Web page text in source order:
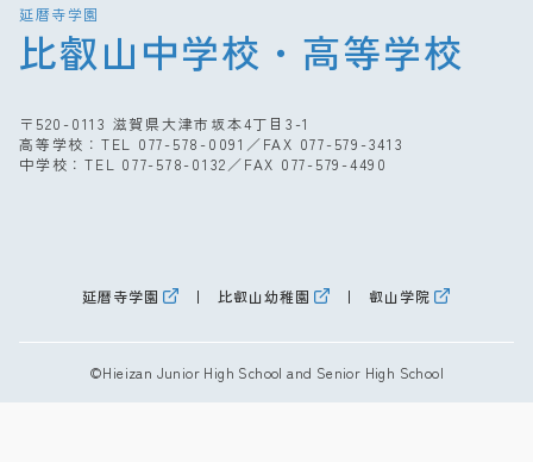
延暦寺学園
比叡山中学校・高等学校
〒520-0113 滋賀県大津市坂本4丁目3-1
高等学校：TEL 077-578-0091 ／FAX 077-579-3413
中学校：TEL 077-578-0132 ／FAX 077-579-4490
延暦寺学園 比叡山幼稚園 叡山学院
©Hieizan Junior High School and Senior High School